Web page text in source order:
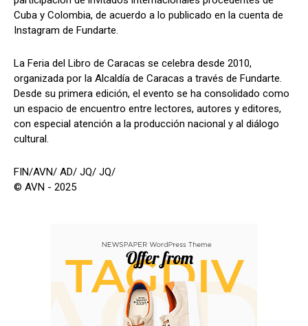
Cuba y Colombia, de acuerdo a lo publicado en la cuenta de
Instagram de Fundarte.
La Feria del Libro de Caracas se celebra desde 2010,
organizada por la Alcaldía de Caracas a través de Fundarte.
Desde su primera edición, el evento se ha consolidado como
un espacio de encuentro entre lectores, autores y editores,
con especial atención a la producción nacional y al diálogo
cultural.
FIN/AVN/ AD/ JQ/ JQ/
© AVN - 2025